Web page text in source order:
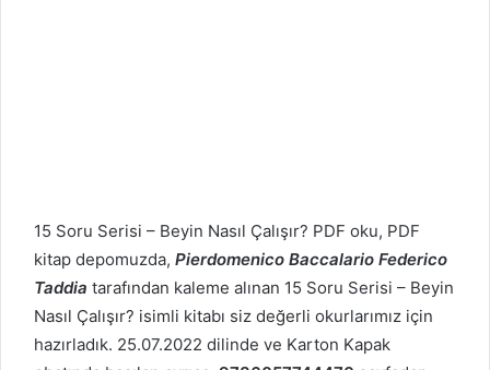
15 Soru Serisi – Beyin Nasıl Çalışır? PDF oku, PDF
kitap depomuzda, Pierdomenico Baccalario Federico
Taddia tarafından kaleme alınan 15 Soru Serisi – Beyin
Nasıl Çalışır? isimli kitabı siz değerli okurlarımız için
hazırladık. 25.07.2022 dilinde ve Karton Kapak